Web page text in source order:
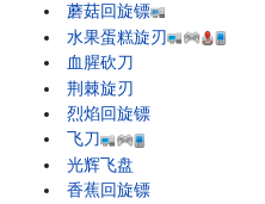
蘑菇回旋镖
水果蛋糕旋刃
血腥砍刀
荆棘旋刃
烈焰回旋镖
飞刀
光辉飞盘
香蕉回旋镖